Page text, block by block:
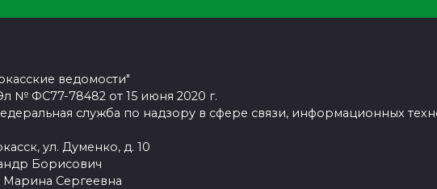
ведомости"
№ ФС77-78482 от 15 июня 2020 г.
служба по надзору в сфере связи, информационных
ул. Думенко, д. 10
Борисович
Марина Сергеевна